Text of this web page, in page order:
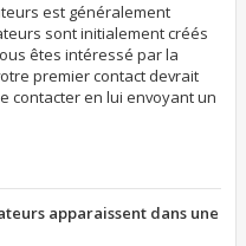
est généralement
sont initialement créés
êtes intéressé par la
premier contact devrait
contacter en lui envoyant un
apparaissent dans une